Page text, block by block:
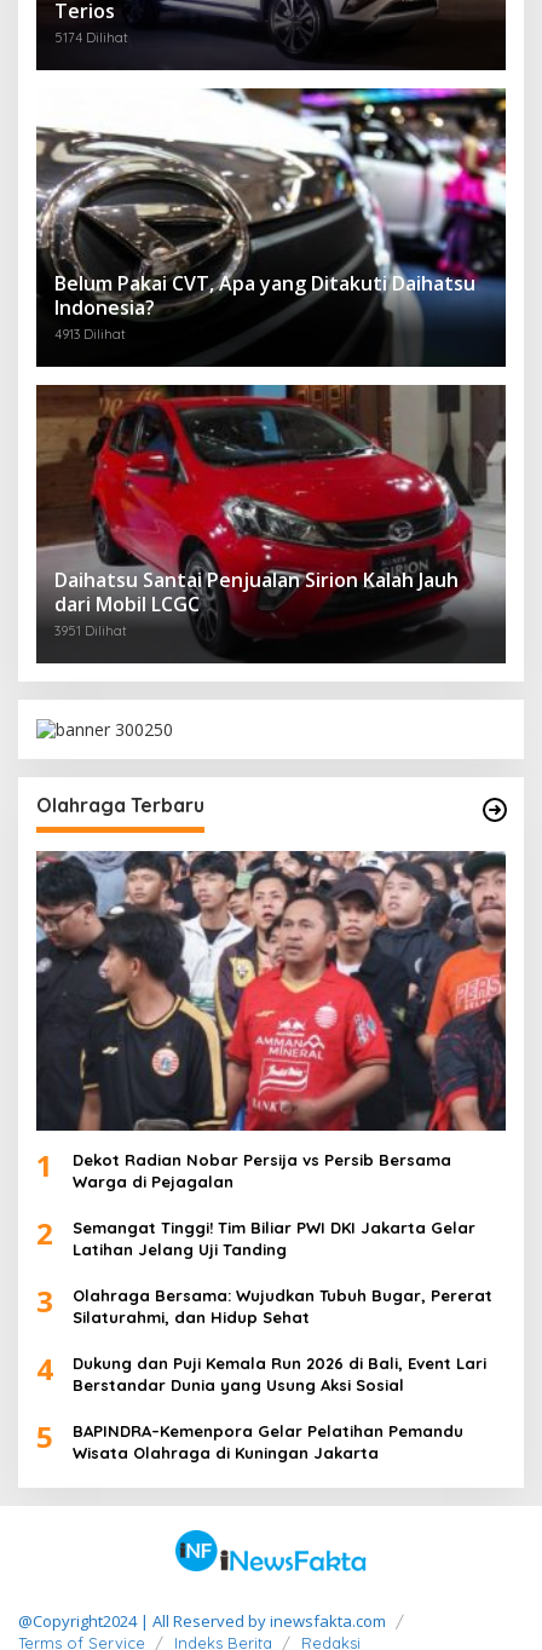
Terios
5174 Dilihat
Belum Pakai CVT, Apa yang Ditakuti Daihatsu
Indonesia?
4913 Dilihat
Daihatsu Santai Penjualan Sirion Kalah Jauh
dari Mobil LCGC
3951 Dilihat
Olahraga Terbaru
1
Dekot Radian Nobar Persija vs Persib Bersama
Warga di Pejagalan
2
Semangat Tinggi! Tim Biliar PWI DKI Jakarta Gelar
Latihan Jelang Uji Tanding
3
Olahraga Bersama: Wujudkan Tubuh Bugar, Pererat
Silaturahmi, dan Hidup Sehat
4
Dukung dan Puji Kemala Run 2026 di Bali, Event Lari
Berstandar Dunia yang Usung Aksi Sosial
5
BAPINDRA–Kemenpora Gelar Pelatihan Pemandu
Wisata Olahraga di Kuningan Jakarta
@Copyright2024 | All Reserved by inewsfakta.com
Terms of Service Indeks Berita Redaksi